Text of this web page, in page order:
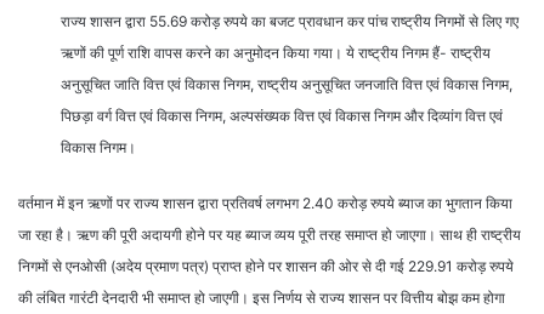
राज्य शासन द्वारा 55.69 करोड़ रुपये का बजट प्रावधान कर पांच राष्ट्रीय निगमों से लिए गए
ऋणों की पूर्ण राशि वापस करने का अनुमोदन किया गया। ये राष्ट्रीय निगम हैं- राष्ट्रीय
अनुसूचित जाति वित्त एवं विकास निगम, राष्ट्रीय अनुसूचित जनजाति वित्त एवं विकास निगम,
पिछड़ा वर्ग वित्त एवं विकास निगम, अल्पसंख्यक वित्त एवं विकास निगम और दिव्यांग वित्त एवं
विकास निगम।
वर्तमान में इन ऋणों पर राज्य शासन द्वारा प्रतिवर्ष लगभग 2.40 करोड़ रुपये ब्याज का भुगतान किया
जा रहा है। ऋण की पूरी अदायगी होने पर यह ब्याज व्यय पूरी तरह समाप्त हो जाएगा। साथ ही राष्ट्रीय
निगमों से एनओसी (अदेय प्रमाण पत्र) प्राप्त होने पर शासन की ओर से दी गई 229.91 करोड़ रुपये
की लंबित गारंटी देनदारी भी समाप्त हो जाएगी। इस निर्णय से राज्य शासन पर वित्तीय बोझ कम होगा